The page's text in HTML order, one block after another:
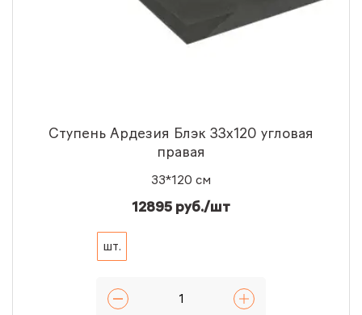
Ступень Ардезия Блэк 33x120 угловая
правая
33*120 см
12895 руб./шт
шт.